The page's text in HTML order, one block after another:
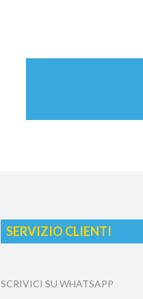
SERVIZIO CLIENTI
SCRIVICI SU WHATSAPP